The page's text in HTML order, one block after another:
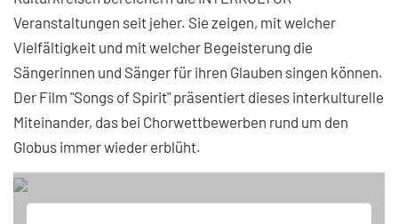
Veranstaltungen seit jeher. Sie zeigen, mit welcher
Vielfältigkeit und mit welcher Begeisterung die
Sängerinnen und Sänger für ihren Glauben singen können.
Der Film "Songs of Spirit" präsentiert dieses interkulturelle
Miteinander, das bei Chorwettbewerben rund um den
Globus immer wieder erblüht.